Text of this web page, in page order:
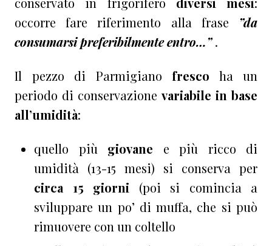
occorre fare riferimento alla frase ”da
consumarsi preferibilmente entro…”.
Il pezzo di Parmigiano fresco ha un
periodo di conservazione variabile in base
all’umidità:
quello più giovane e più ricco di
umidità (13-15 mesi) si conserva per
circa 15 giorni (poi si comincia a
sviluppare un po’ di muffa, che si può
rimuovere con un coltello